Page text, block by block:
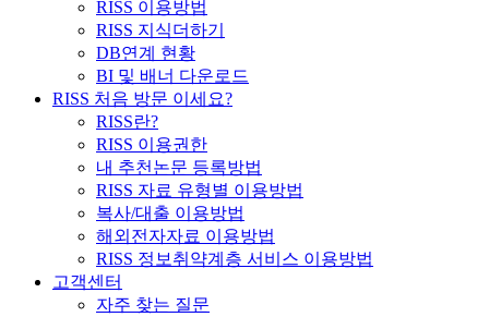
RISS 이용방법
RISS 지식더하기
DB연계 현황
BI 및 배너 다운로드
RISS 처음 방문 이세요?
RISS란?
RISS 이용권한
내 추천논문 등록방법
RISS 자료 유형별 이용방법
복사/대출 이용방법
해외전자자료 이용방법
RISS 정보취약계층 서비스 이용방법
고객센터
자주 찾는 질문